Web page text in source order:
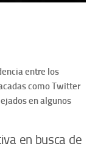
entre los
como Twitter
en algunos
en busca de